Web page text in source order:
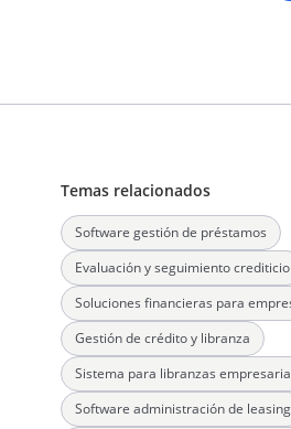
Temas relacionados
Software gestión de préstamos
Evaluación y seguimiento crediticio
Soluciones financieras para
Gestión de crédito y libranza
Sistema para libranzas
Software administración de leasing